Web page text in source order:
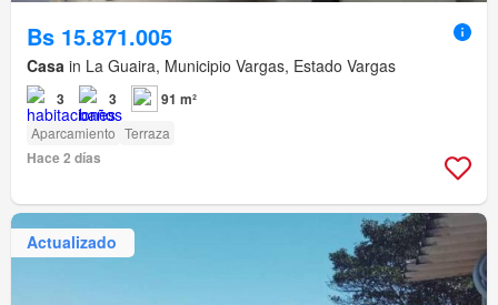
Bs 15.871.005
Casa in La Guaira, Municipio Vargas, Estado Vargas
3 3 91 m²
Aparcamiento Terraza
Hace 2 días
Actualizado